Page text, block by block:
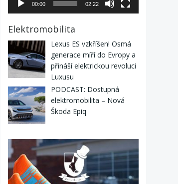
00:00 02:22
Elektromobilita
Lexus ES vzkříšen! Osmá
generace míří do Evropy a
přináší elektrickou revoluci
Luxusu
PODCAST: Dostupná
elektromobilita – Nová
Škoda Epiq